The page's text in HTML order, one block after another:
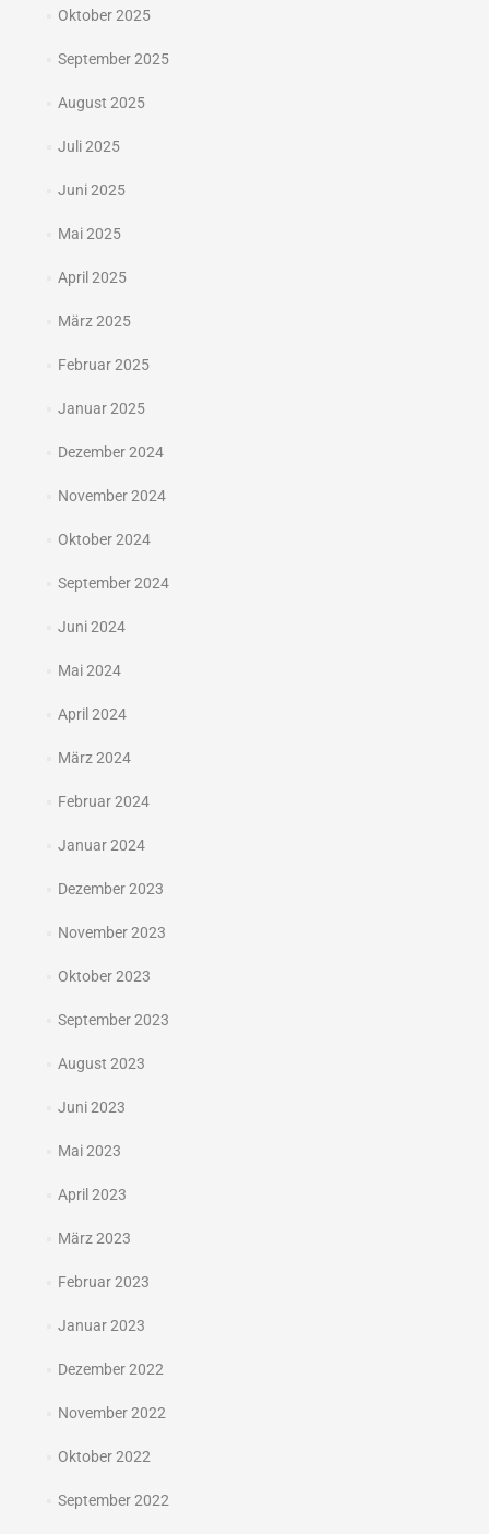
Oktober 2025
September 2025
August 2025
Juli 2025
Juni 2025
Mai 2025
April 2025
März 2025
Februar 2025
Januar 2025
Dezember 2024
November 2024
Oktober 2024
September 2024
Juni 2024
Mai 2024
April 2024
März 2024
Februar 2024
Januar 2024
Dezember 2023
November 2023
Oktober 2023
September 2023
August 2023
Juni 2023
Mai 2023
April 2023
März 2023
Februar 2023
Januar 2023
Dezember 2022
November 2022
Oktober 2022
September 2022